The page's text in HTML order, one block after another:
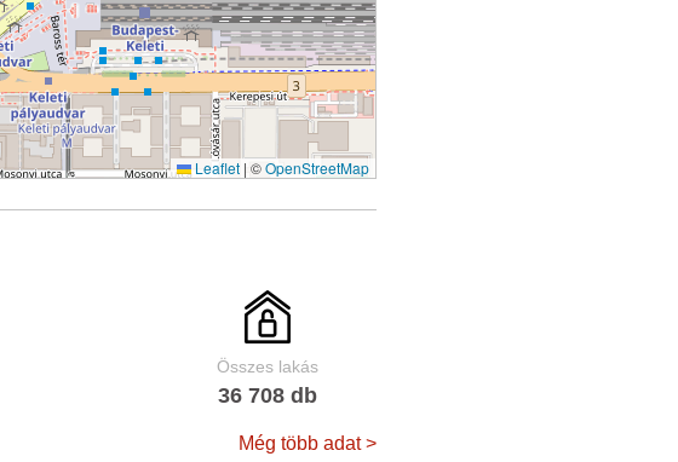
Leaflet | ©OpenStreetMap
Összes lakás
36 708 db
Még több adat >